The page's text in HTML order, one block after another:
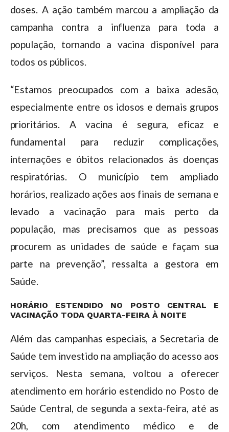
doses. A ação também marcou a ampliação da
campanha contra a influenza para toda a
população, tornando a vacina disponível para
todos os públicos.
“Estamos preocupados com a baixa adesão,
especialmente entre os idosos e demais grupos
prioritários. A vacina é segura, eficaz e
fundamental para reduzir complicações,
internações e óbitos relacionados às doenças
respiratórias. O município tem ampliado
horários, realizado ações aos finais de semana e
levado a vacinação para mais perto da
população, mas precisamos que as pessoas
procurem as unidades de saúde e façam sua
parte na prevenção”, ressalta a gestora em
Saúde.
HORÁRIO ESTENDIDO NO POSTO CENTRAL E
VACINAÇÃO TODA QUARTA-FEIRA À NOITE
Além das campanhas especiais, a Secretaria de
Saúde tem investido na ampliação do acesso aos
serviços. Nesta semana, voltou a oferecer
atendimento em horário estendido no Posto de
Saúde Central, de segunda a sexta-feira, até as
20h, com atendimento médico e de